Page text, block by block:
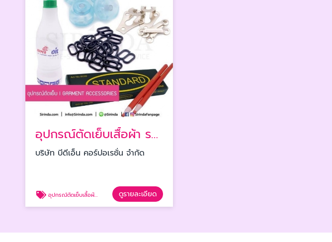
อุปกรณ์ตัดเย็บเสื้อผ้า ราคาส่ง
บริษัท บีดีเอ็น คอร์ปอเรชั่น จำกัด
อุปกรณ์ตัดเย็บเสื้อผ้า ราคาส่ง ดูรายละเอียด